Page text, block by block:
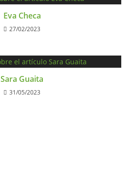
Eva Checa
27/02/2023
Sara Guaita
31/05/2023